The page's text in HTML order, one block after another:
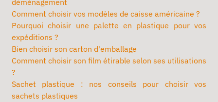
déménagement
Comment choisir vos modèles de caisse américaine ?
Pourquoi choisir une palette en plastique pour vos
expéditions ?
Bien choisir son carton d'emballage
Comment choisir son film étirable selon ses utilisations
?
Sachet plastique : nos conseils pour choisir vos
sachets plastiques